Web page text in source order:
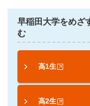
早稲田大学をめざ
む
高1生
高2生